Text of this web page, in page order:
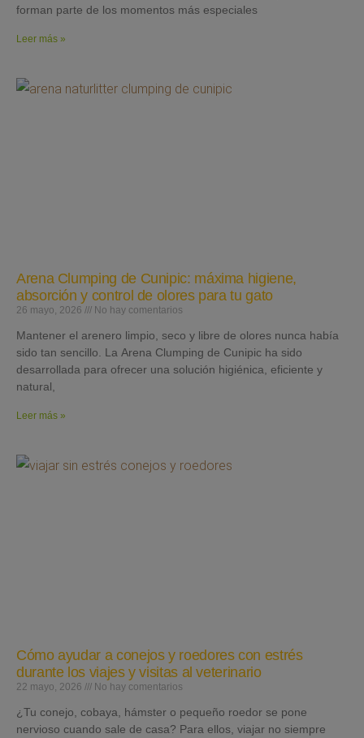
forman parte de los momentos más especiales
Leer más »
Arena Clumping de Cunipic: máxima higiene,
absorción y control de olores para tu gato
26 mayo, 2026 No hay comentarios
Mantener el arenero limpio, seco y libre de olores nunca había
sido tan sencillo. La Arena Clumping de Cunipic ha sido
desarrollada para ofrecer una solución higiénica, eficiente y
natural,
Leer más »
Cómo ayudar a conejos y roedores con estrés
durante los viajes y visitas al veterinario
22 mayo, 2026 No hay comentarios
¿Tu conejo, cobaya, hámster o pequeño roedor se pone
nervioso cuando sale de casa? Para ellos, viajar no siempre